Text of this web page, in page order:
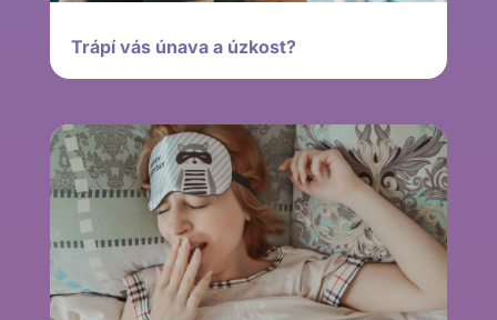
Trápí vás únava a úzkost?